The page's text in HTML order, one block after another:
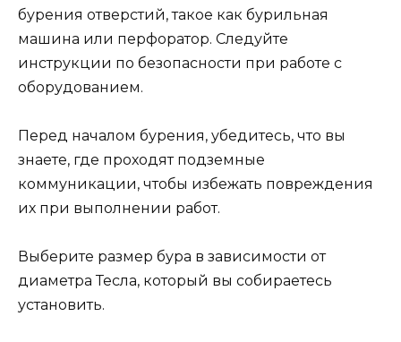
бурения отверстий, такое как бурильная
машина или перфоратор. Следуйте
инструкции по безопасности при работе с
оборудованием.
Перед началом бурения, убедитесь, что вы
знаете, где проходят подземные
коммуникации, чтобы избежать повреждения
их при выполнении работ.
Выберите размер бура в зависимости от
диаметра Тесла, который вы собираетесь
установить.